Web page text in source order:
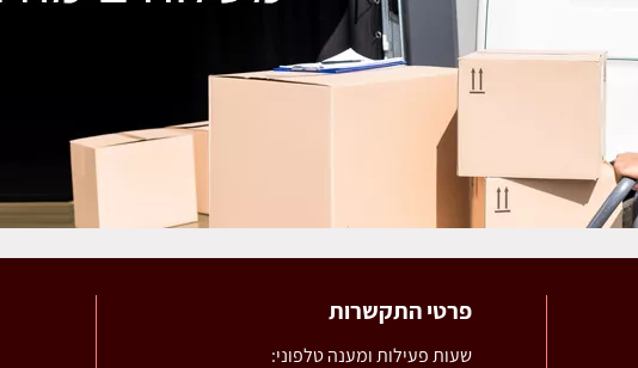
פרטי התקשרות
שעות פעילות ומענה טלפוני: